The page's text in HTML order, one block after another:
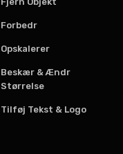
Forbedr
Opskalerer
Beskær & Ændr
Størrelse
Tilføj Tekst & Logo